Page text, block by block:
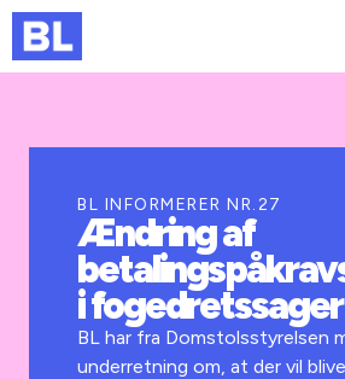
Kurser og arrangementer
Jobportalen
BL INFORMERER NR.27
Ændring af
i fogedretssager
BL har fra Domstolsstyrelsen
underretning om, at der vil